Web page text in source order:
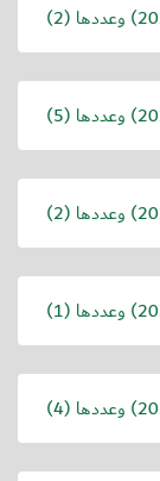
) وعددها (2)
) وعددها (5)
) وعددها (2)
) وعددها (1)
) وعددها (4)